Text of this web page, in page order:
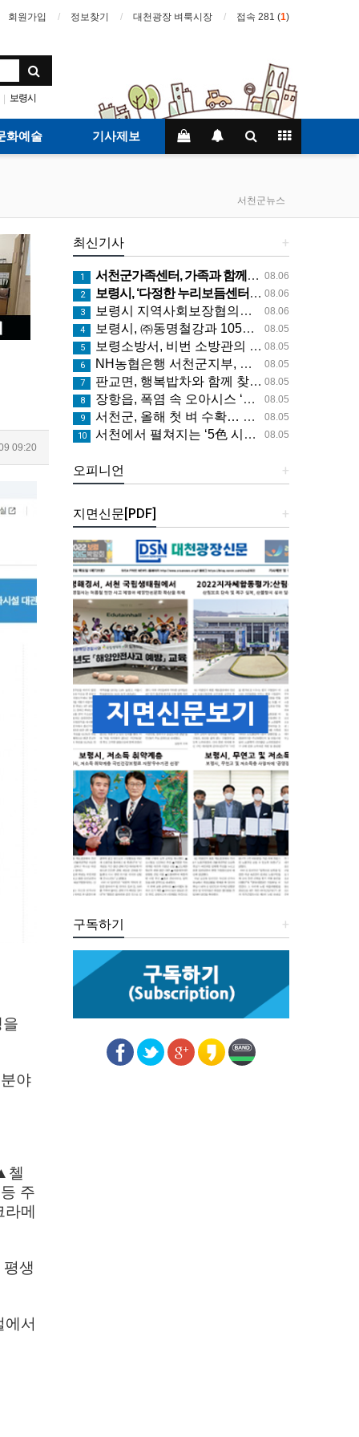
회원가입 정보찾기 대천광장 벼룩시장 접속 281 (1)
| 보령시
화예술 기사제보
서천군뉴스
09:20
야
첼
주
라메
생
에서
+
최신기사
08.06
1 서천군가족센터, 가족과 함께한 여름밤 영화관 나들이
08.06
2 보령시, ‘다정한 누리보듬센터’ 4층 자율학습실 8월 5일 개관
08.06
3 보령시 지역사회보장협의체, 지역복지 이끌 새 리더십 출범
08.05
4 보령시, ㈜동명철강과 105억 원 규모 투자협약 체결... ‘웅천산단’ 기업유치 결실
08.05
5 보령소방서, 비번 소방관의 신속한 대처로 화재 현장 인명구조
08.05
6 NH농협은행 서천군지부, 서천사랑장학회에 장학금 1천만 원 기탁
08.05
7 판교면, 행복밥차와 함께 찾아가는 의료·요양 통합돌봄 상담 추진
08.05
8 장항읍, 폭염 속 오아시스 ‘장항샘물’ 운영
08.05
9 서천군, 올해 첫 벼 수확… 초조생종 ‘빠르미2’
08.05
10 서천에서 펼쳐지는 ‘5色 시간여행’… 국가유산, 일상의 문화가 되다
+
오피니언
+
지면신문[PDF]
+
구독하기